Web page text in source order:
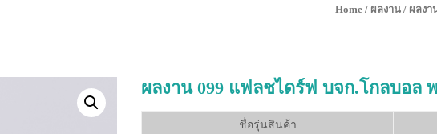
Home / ผลงาน / ผลงา
ผลงาน 099 แฟลชไดร์ฟ บจก.โกลบอล
ชื่อรุ่นสินค้า